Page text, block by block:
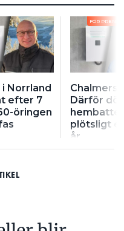
Norrland
efter 7
öringen
FÖR
Därför
plötsligt
år